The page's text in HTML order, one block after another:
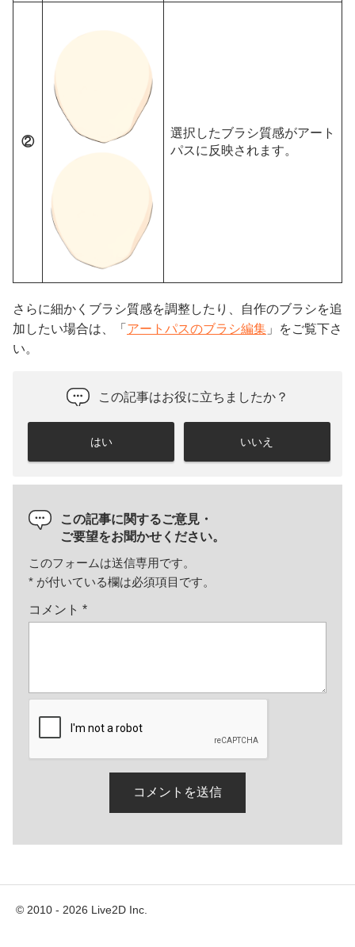
②
選択したブラシ質感がアート
パスに反映されます。
さらに細かくブラシ質感を調整したり、自作のブラシを追
加したい場合は、「 アートパスのブラシ編集 」をご覧下さ
い。
この記事はお役に立ちましたか？
はい いいえ
この記事に関するご意見・
ご要望をお聞かせください。
このフォームは送信専用です。
* が付いている欄は必須項目です。
コメント *
© 2010 - 2026 Live2D Inc.